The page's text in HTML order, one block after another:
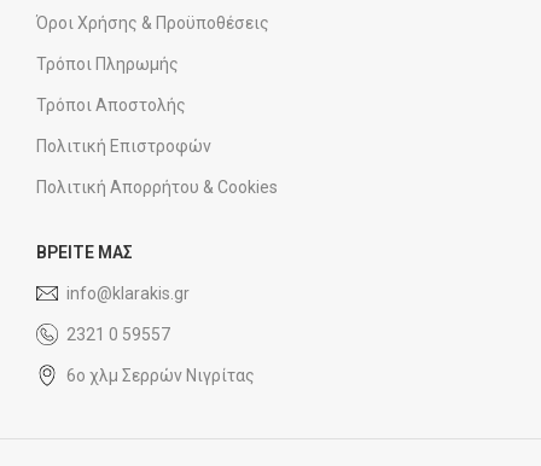
Όροι Χρήσης & Προϋποθέσεις
Τρόποι Πληρωμής
Τρόποι Αποστολής
Πολιτική Επιστροφών
Πολιτική Απορρήτου & Cookies
ΒΡΕΙΤΕ ΜΑΣ
info@klarakis.gr
2321 0 59557
6ο χλμ Σερρών Νιγρίτας